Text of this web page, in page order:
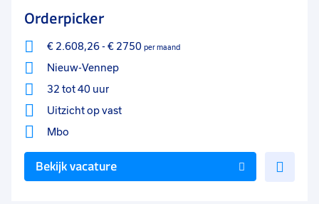
Orderpicker
€ 2.608,26- € 2750 per maand
Nieuw-Vennep
32 tot 40 uur
Uitzicht op vast
Mbo
Bekijk vacature